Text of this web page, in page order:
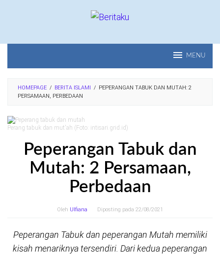
MENU
HOMEPAGE / BERITA ISLAMI /
PEPERANGAN TABUK DAN MUTAH: 2
PERSAMAAN, PERBEDAAN
Perang tabuk dan mut'ah (Foto: intisari.grid.id)
Peperangan Tabuk dan
Mutah: 2 Persamaan,
Perbedaan
Oleh Ulfiana Diposting pada 22/08/2021
Peperangan Tabuk dan peperangan Mutah memiliki
kisah menariknya tersendiri. Dari kedua peperangan